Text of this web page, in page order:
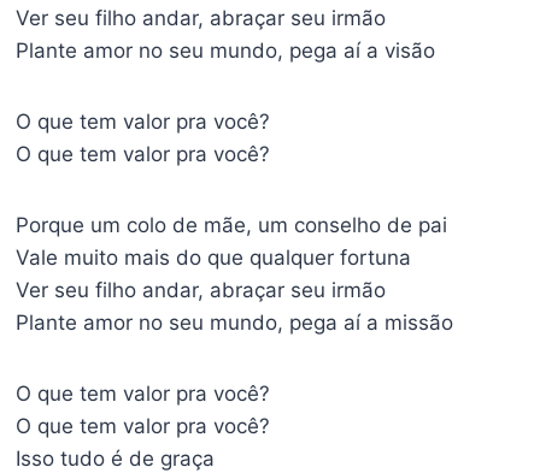
Ver seu filho andar, abraçar seu irmão
Plante amor no seu mundo, pega aí a visão
O que tem valor pra você?
O que tem valor pra você?
Porque um colo de mãe, um conselho de pai
Vale muito mais do que qualquer fortuna
Ver seu filho andar, abraçar seu irmão
Plante amor no seu mundo, pega aí a missão
O que tem valor pra você?
O que tem valor pra você?
Isso tudo é de graça